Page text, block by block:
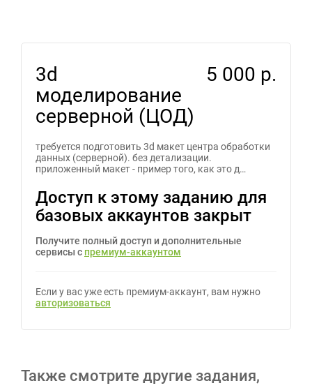
3d
моделирование
серверной (ЦОД)
5 000 р.
требуется подготовить 3d макет центра обработки
данных (серверной). без детализации.
приложенный макет - пример того, как это д…
Доступ к этому заданию для
базовых аккаунтов закрыт
Получите полный доступ и дополнительные
сервисы с премиум-аккаунтом
Если у вас уже есть премиум-аккаунт, вам нужно
авторизоваться
Также смотрите другие задания,